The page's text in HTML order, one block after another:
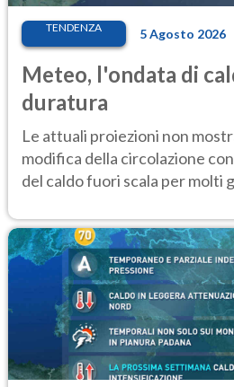
TENDENZA 5 Agosto 2026
Meteo, l'ondata di
duratura
Le attuali proiezioni non
modifica della circolazione
del caldo fuori scala per molti